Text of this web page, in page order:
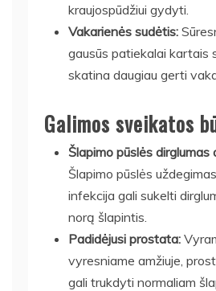
kraujospūdžiui gydyti.
Vakarienės sudėtis:
gausūs patiekalai kartais
skatina daugiau gerti
Galimos sveikatos
Šlapimo pūslės dirglumas
Šlapimo pūslės
infekcija gali sukelti
norą šlapintis.
Padidėjusi prostata:
vyresniame amžiuje,
gali trukdyti normaliam